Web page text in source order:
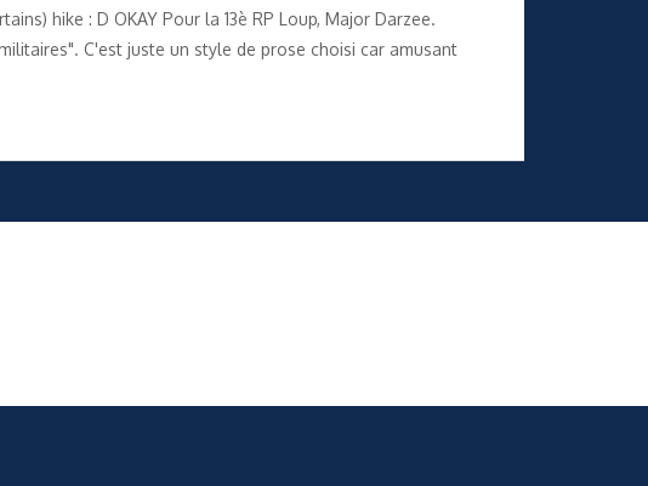
hike : D OKAY Pour la 13è RP Loup, Major Darzee.
C'est juste un style de prose choisi car amusant